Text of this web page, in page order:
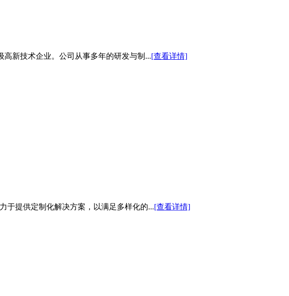
新技术企业。公司从事多年的研发与制...[查看详情]
于提供定制化解决方案，以满足多样化的...[查看详情]